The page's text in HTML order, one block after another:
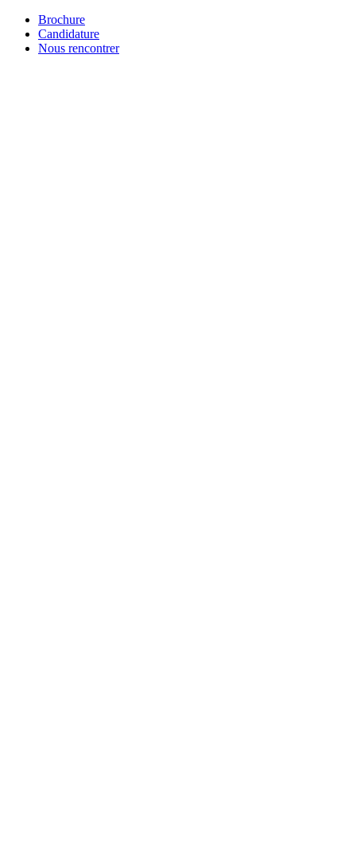
Brochure
Candidature
Nous rencontrer